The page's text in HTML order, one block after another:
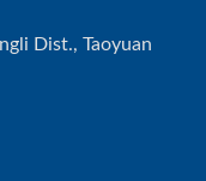
Dist., Taoyuan